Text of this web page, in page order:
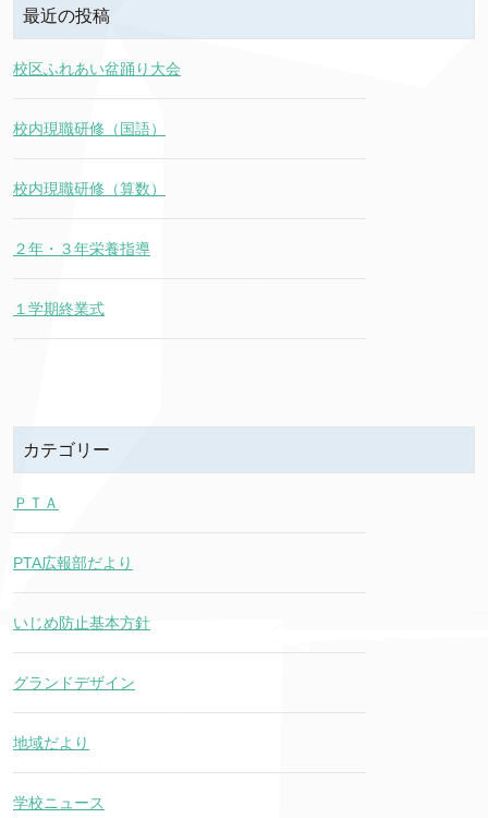
最近の投稿
校区ふれあい盆踊り大会
校内現職研修（国語）
校内現職研修（算数）
２年・３年栄養指導
１学期終業式
カテゴリー
ＰＴＡ
PTA広報部だより
いじめ防止基本方針
グランドデザイン
地域だより
学校ニュース